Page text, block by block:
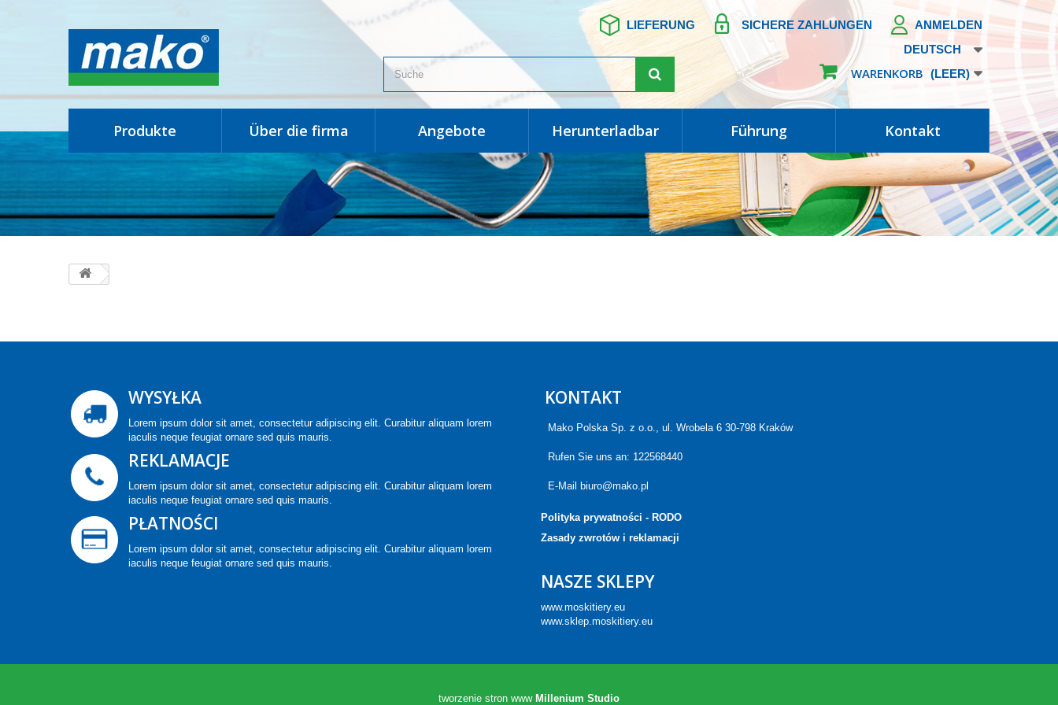
ANMELDEN
SICHERE ZAHLUNGEN
LIEFERUNG
DEUTSCH
WARENKORB (LEER)
produkte über die firma angebote herunterladbar führung kontakt
WYSYŁKA
Lorem ipsum dolor sit amet, consectetur adipiscing elit. Curabitur aliquam lorem
iaculis neque feugiat ornare sed quis mauris.
REKLAMACJE
Lorem ipsum dolor sit amet, consectetur adipiscing elit. Curabitur aliquam lorem
iaculis neque feugiat ornare sed quis mauris.
PŁATNOŚCI
Lorem ipsum dolor sit amet, consectetur adipiscing elit. Curabitur aliquam lorem
iaculis neque feugiat ornare sed quis mauris.
KONTAKT
Mako Polska Sp. z o.o., ul. Wrobela 6 30-798 Kraków
Rufen Sie uns an: 122568440
E-Mail biuro@mako.pl
Polityka prywatności - RODO
Zasady zwrotów i reklamacji
NASZE SKLEPY
www.moskitiery.eu
www.sklep.moskitiery.eu
tworzenie stron www Millenium Studio